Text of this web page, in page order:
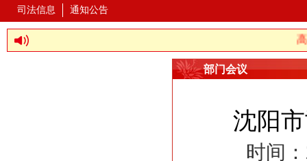
司法信息 通知公告
高
部门会议
沈阳
时间